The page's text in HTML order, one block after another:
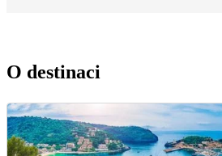
O destinaci